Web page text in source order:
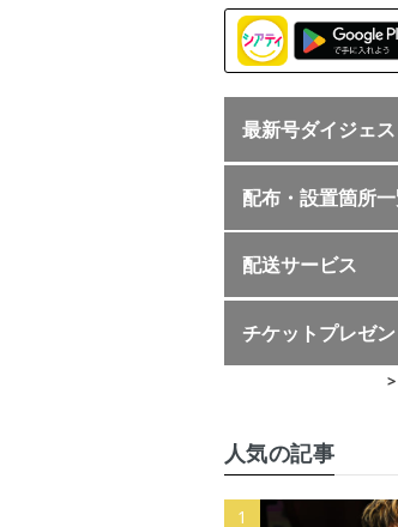
最新号ダイジェ
配布・設置箇所
配送サービス
チケットプレゼン
人気の記事